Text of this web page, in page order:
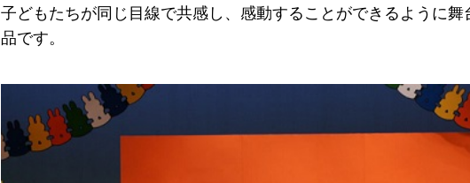
子どもたちが同じ目線で共感し、感動することができるように舞
品です。